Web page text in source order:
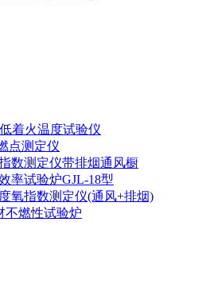
着火温度试验仪
点测定仪
数测定仪带排烟通风橱
率试验炉GJL-18型
氧指数测定仪(通风+排烟)
不燃性试验炉